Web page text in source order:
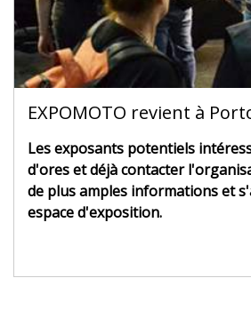
EXPOMOTO revient à
Les exposants potentiels
d'ores et déjà contacter
de plus amples informations et
espace d'exposition.